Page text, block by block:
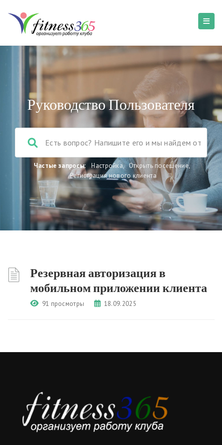
Руководство Пользователя
Частые запросы: Настройка, Открыть посещение,
Регистрация нового клиента
Резервная авторизация в
мобильном приложении клиента
91 просмотры 18.09.2025